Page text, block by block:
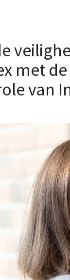
met
van